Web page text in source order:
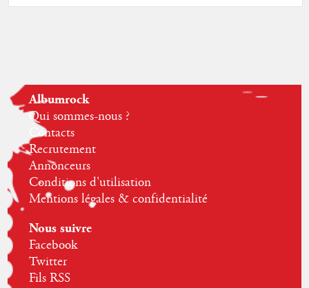
Albumrock
Qui sommes-nous ?
Contacts
Recrutement
Annonceurs
Conditions d'utilisation
Mentions légales & confidentialité
Nous suivre
Facebook
Twitter
Fils RSS